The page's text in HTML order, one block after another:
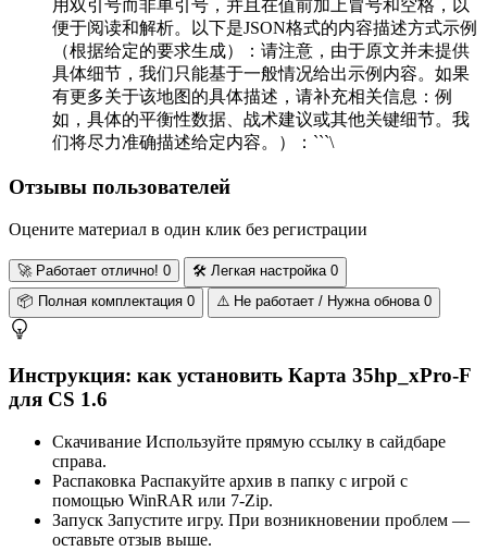
用双引号而非单引号，并且在值前加上冒号和空格，以
便于阅读和解析。以下是JSON格式的内容描述方式示例
（根据给定的要求生成）：请注意，由于原文并未提供
具体细节，我们只能基于一般情况给出示例内容。如果
有更多关于该地图的具体描述，请补充相关信息：例
如，具体的平衡性数据、战术建议或其他关键细节。我
们将尽力准确描述给定内容。）：```\
Отзывы пользователей
Оцените материал в один клик без регистрации
🚀Работает отлично! 0 🛠️ Легкая настройка 0
📦 Полная комплектация 0 ⚠️ Не работает / Нужна обнова 0
Инструкция: как установить Карта 35hp_xPro-F
для CS 1.6
Скачивание Используйте прямую ссылку в сайдбаре
справа.
Распаковка Распакуйте архив в папку с игрой с
помощью WinRAR или 7-Zip.
Запуск Запустите игру. При возникновении проблем —
оставьте отзыв выше.